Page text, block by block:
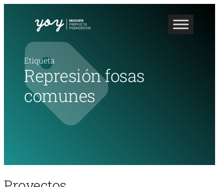
Etiqueta
Represión fosas
comunes